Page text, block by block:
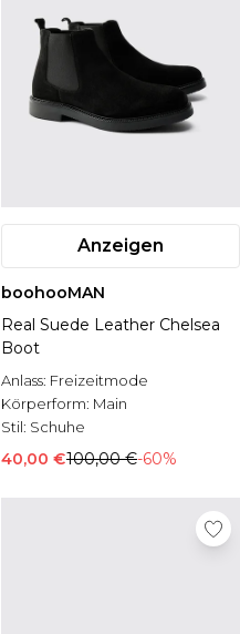
Anzeigen
boohooMAN
Real Suede Leather Chelsea
Boot
Anlass: Freizeitmode
Körperform: Main
Stil: Schuhe
40,00 €100,00 €-60%